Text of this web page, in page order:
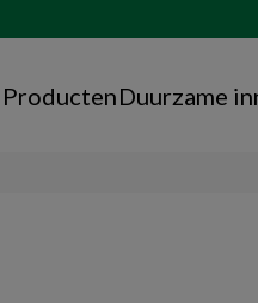
ProductenDuurzame